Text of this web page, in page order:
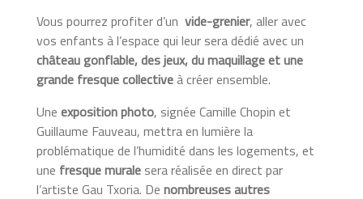
Vous pourrez profiter d’un vide-grenier, aller avec
vos enfants à l’espace qui leur sera dédié avec un
château gonflable, des jeux, du maquillage et une
grande fresque collectiveà créer ensemble.
Une exposition photo, signée Camille Chopin et
Guillaume Fauveau, mettra en lumière la
problématique de l’humidité dans les logements, et
une fresque muralesera réalisée en direct par
l’artiste Gau Txoria. De nombreuses autres